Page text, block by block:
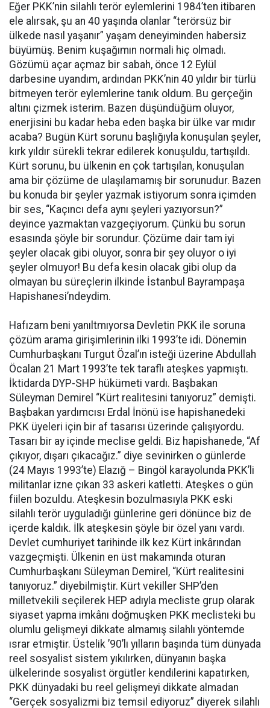
Eğer PKK’nin silahlı terör eylemlerini 1984’ten itibaren
ele alırsak, şu an 40 yaşında olanlar “terörsüz bir
ülkede nasıl yaşanır” yaşam deneyiminden habersiz
büyümüş. Benim kuşağımın normali hiç olmadı.
Gözümü açar açmaz bir sabah, önce 12 Eylül
darbesine uyandım, ardından PKK’nin 40 yıldır bir türlü
bitmeyen terör eylemlerine tanık oldum. Bu gerçeğin
altını çizmek isterim. Bazen düşündüğüm oluyor,
enerjisini bu kadar heba eden başka bir ülke var mıdır
acaba? Bugün Kürt sorunu başlığıyla konuşulan şeyler,
kırk yıldır sürekli tekrar edilerek konuşuldu, tartışıldı.
Kürt sorunu, bu ülkenin en çok tartışılan, konuşulan
ama bir çözüme de ulaşılamamış bir sorunudur. Bazen
bu konuda bir şeyler yazmak istiyorum sonra içimden
bir ses, “Kaçıncı defa aynı şeyleri yazıyorsun?”
deyince yazmaktan vazgeçiyorum. Çünkü bu sorun
esasında şöyle bir sorundur. Çözüme dair tam iyi
şeyler olacak gibi oluyor, sonra bir şey oluyor o iyi
şeyler olmuyor! Bu defa kesin olacak gibi olup da
olmayan bu süreçlerin ilkinde İstanbul Bayrampaşa
Hapishanesi’ndeydim.
Hafızam beni yanıltmıyorsa Devletin PKK ile soruna
çözüm arama girişimlerinin ilki 1993’te idi. Dönemin
Cumhurbaşkanı Turgut Özal’ın isteği üzerine Abdullah
Öcalan 21 Mart 1993’te tek taraflı ateşkes yapmıştı.
İktidarda DYP-SHP hükümeti vardı. Başbakan
Süleyman Demirel “Kürt realitesini tanıyoruz” demişti.
Başbakan yardımcısı Erdal İnönü ise hapishanedeki
PKK üyeleri için bir af tasarısı üzerinde çalışıyordu.
Tasarı bir ay içinde meclise geldi. Biz hapishanede, “Af
çıkıyor, dışarı çıkacağız.” diye sevinirken o günlerde
(24 Mayıs 1993’te) Elazığ – Bingöl karayolunda PKK’li
militanlar izne çıkan 33 askeri katletti. Ateşkes o gün
fiilen bozuldu. Ateşkesin bozulmasıyla PKK eski
silahlı terör uyguladığı günlerine geri dönünce biz de
içerde kaldık. İlk ateşkesin şöyle bir özel yanı vardı.
Devlet cumhuriyet tarihinde ilk kez Kürt inkârından
vazgeçmişti. Ülkenin en üst makamında oturan
Cumhurbaşkanı Süleyman Demirel, “Kürt realitesini
tanıyoruz.” diyebilmiştir. Kürt vekiller SHP’den
milletvekili seçilerek HEP adıyla mecliste grup olarak
siyaset yapma imkânı doğmuşken PKK meclisteki bu
olumlu gelişmeyi dikkate almamış silahlı yöntemde
ısrar etmiştir. Üstelik ’90’lı yılların başında tüm dünyada
reel sosyalist sistem yıkılırken, dünyanın başka
ülkelerinde sosyalist örgütler kendilerini kapatırken,
PKK dünyadaki bu reel gelişmeyi dikkate almadan
“Gerçek sosyalizmi biz temsil ediyoruz” diyerek silahlı